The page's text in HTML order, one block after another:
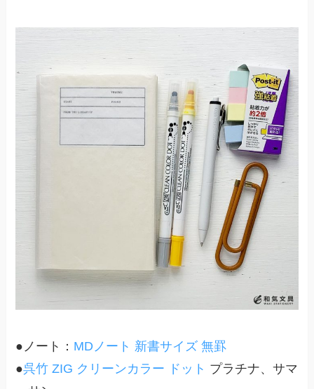
●ノート： MDノート 新書サイズ 無罫
●呉竹 ZIG クリーンカラー ドット プラチナ、サマ